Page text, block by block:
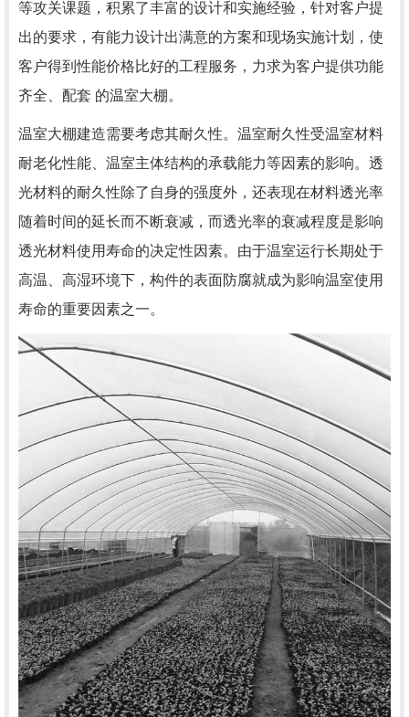
等攻关课题，积累了丰富的设计和实施经验，针对客户提
出的要求，有能力设计出满意的方案和现场实施计划，使
客户得到性能价格比好的工程服务，力求为客户提供功能
齐全、配套 的温室大棚。
温室大棚建造需要考虑其耐久性。温室耐久性受温室材料
耐老化性能、温室主体结构的承载能力等因素的影响。透
光材料的耐久性除了自身的强度外，还表现在材料透光率
随着时间的延长而不断衰减，而透光率的衰减程度是影响
透光材料使用寿命的决定性因素。由于温室运行长期处于
高温、高湿环境下，构件的表面防腐就成为影响温室使用
寿命的重要因素之一。